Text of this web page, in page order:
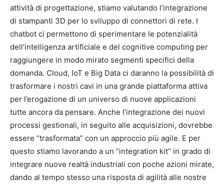
attività di progettazione, stiamo valutando l’integrazione
di stampanti 3D per lo sviluppo di connettori di rete. I
chatbot ci permettono di sperimentare le potenzialità
dell’intelligenza artificiale e del cognitive computing per
raggiungere in modo mirato segmenti specifici della
domanda. Cloud, IoT e Big Data ci daranno la possibilità di
trasformare i nostri cavi in una grande piattaforma attiva
per l’erogazione di un universo di nuove applicazioni
tutte ancora da pensare. Anche l’integrazione dei nuovi
processi gestionali, in seguito alle acquisizioni, dovrebbe
essere “trasformata” con un approccio più agile. E per
questo stiamo lavorando a un “integration kit” in grado di
integrare nuove realtà industriali con poche azioni mirate,
dando al tempo stesso una risposta di agilità alle nostre